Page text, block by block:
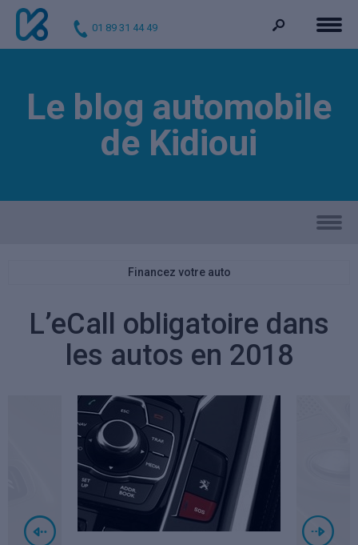
01 89 31 44 49
Le blog automobile
de Kidioui
Financez votre auto
L’eCall obligatoire dans
les autos en 2018